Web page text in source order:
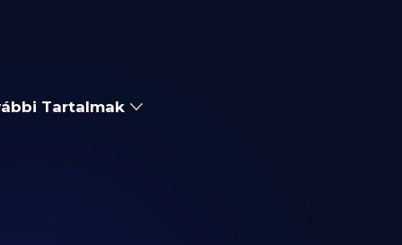
Tartalmak